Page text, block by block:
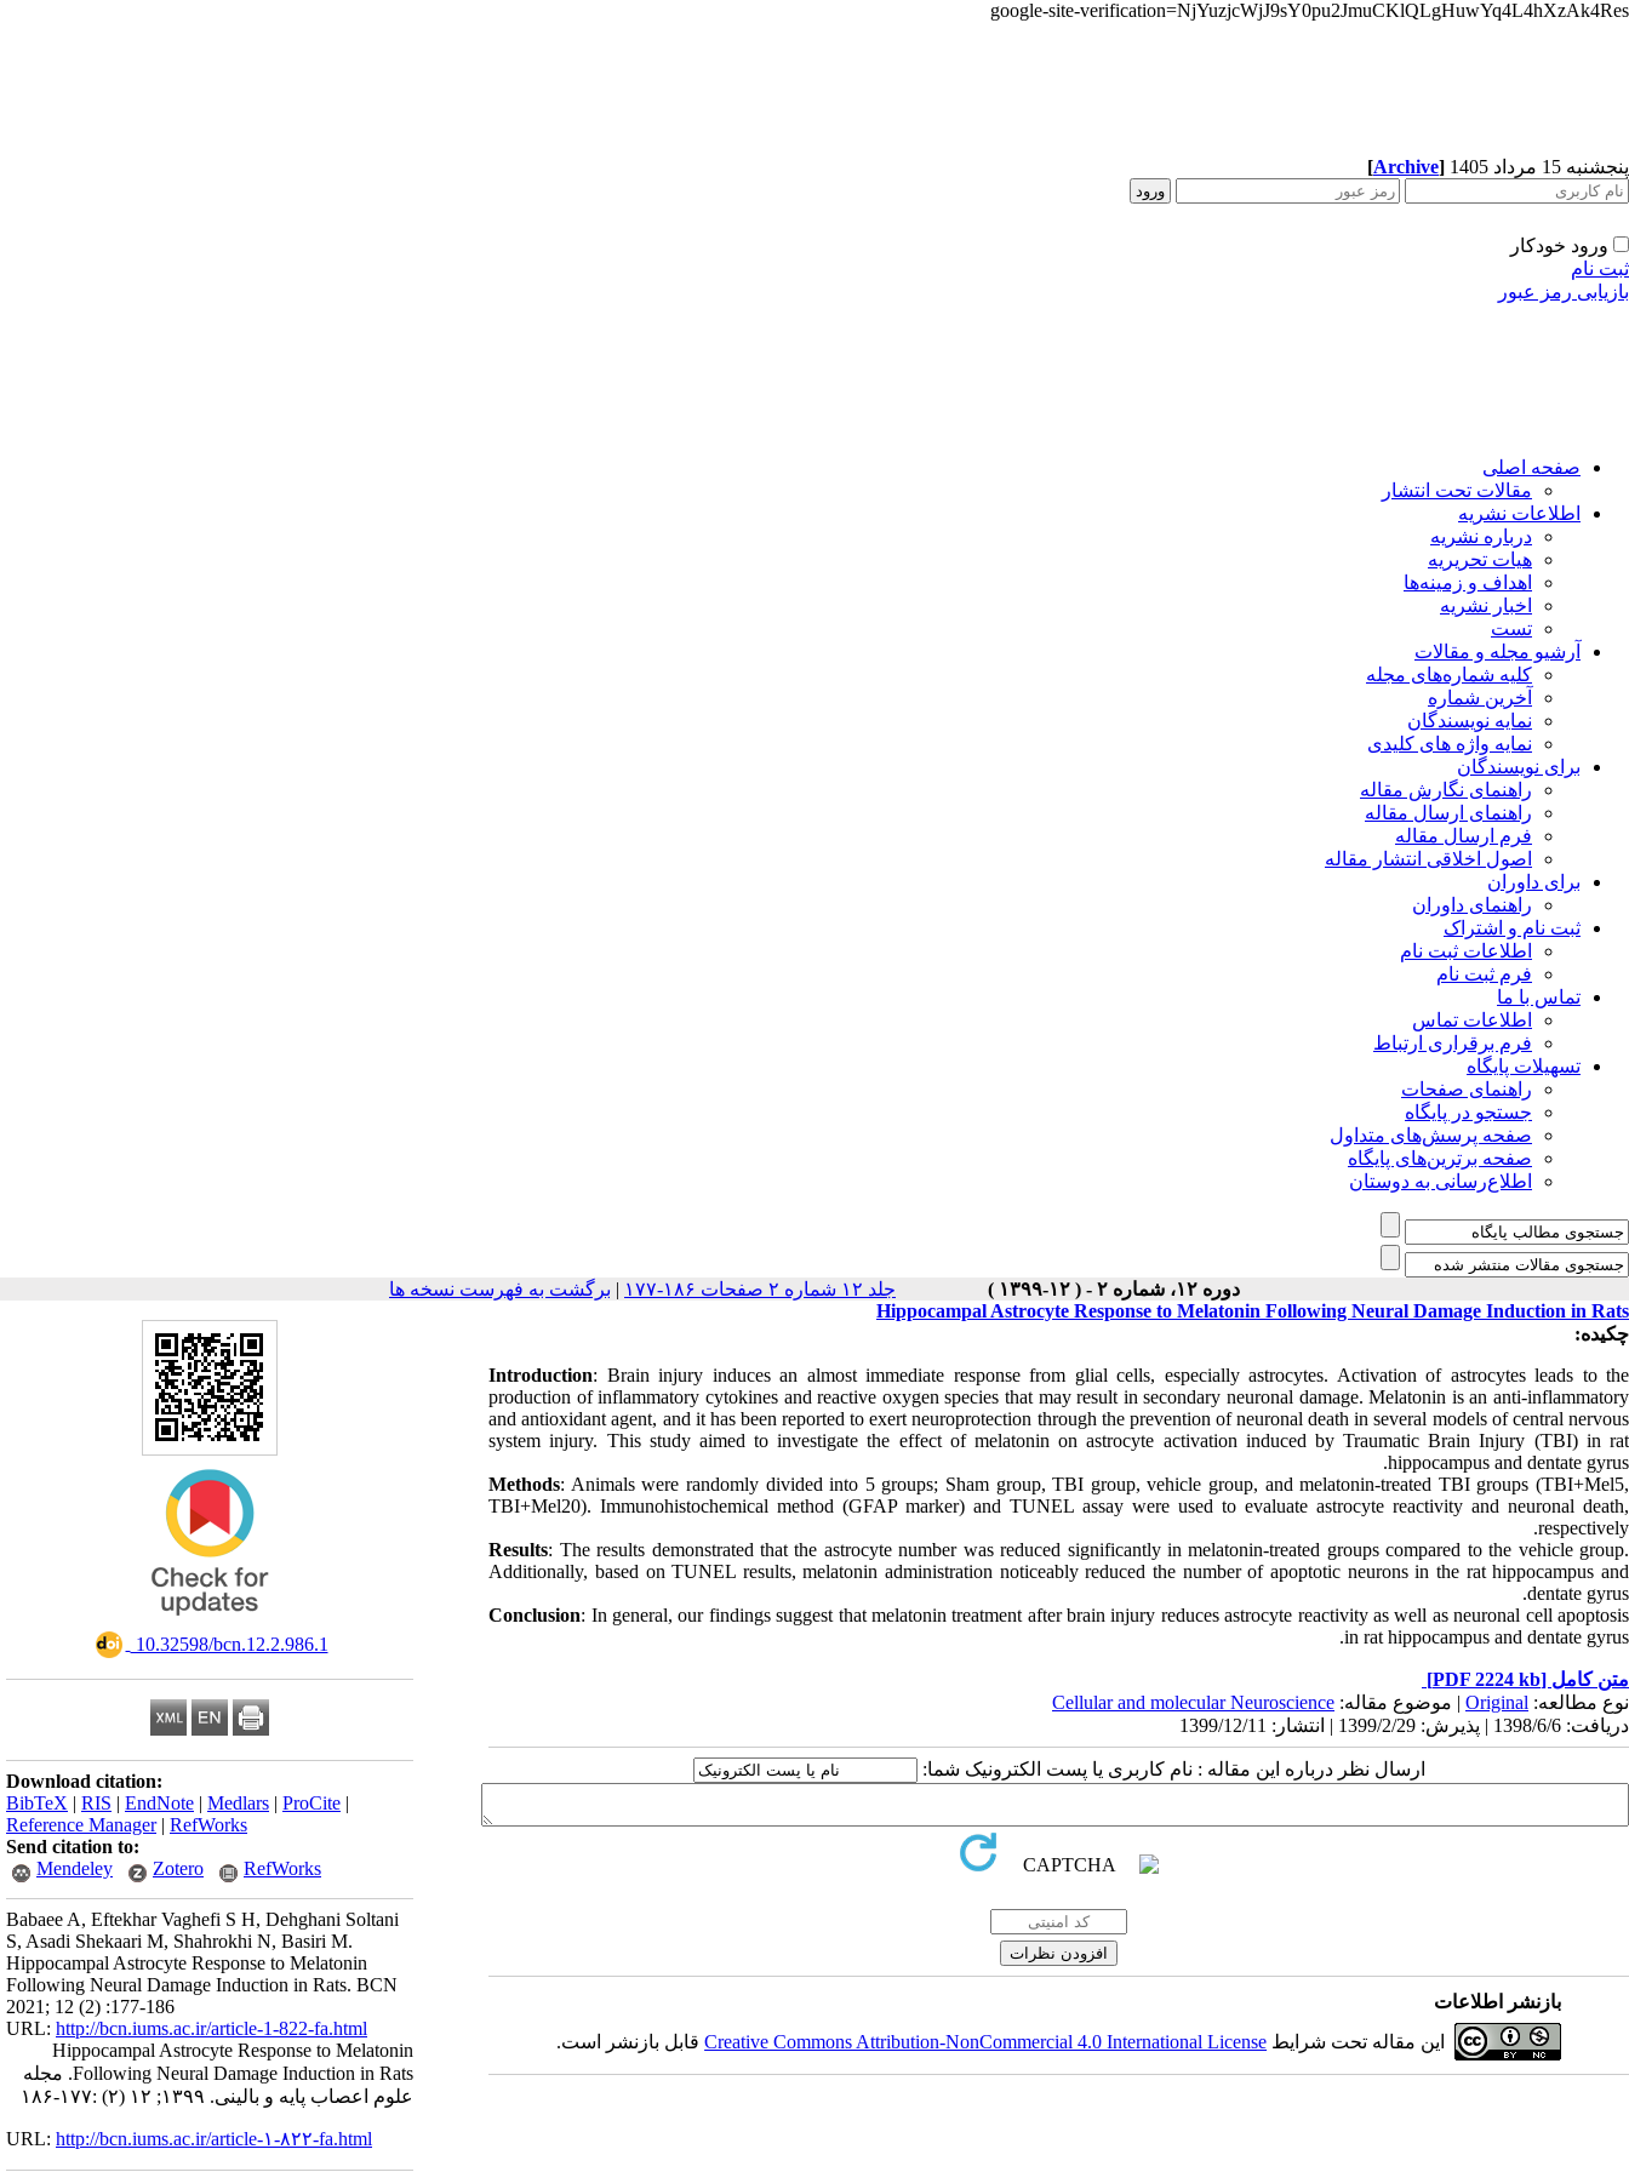
google-site-verification=NjYuzjcWjJ9sY0pu2JmuCKlQLgHuwYq4L4hXzAk4Res
پنجشنبه 15 مرداد 1405 [Archive]
ورود خودکار
ثبت نام
بازیابی رمز عبور
صفحه اصلی
مقالات تحت انتشار
اطلاعات نشریه
درباره نشریه
هیات تحریریه
اهداف و زمینه‌ها
اخبار نشریه
تست
آرشیو مجله و مقالات
کلیه شماره‌های مجله
آخرین شماره
نمایه نویسندگان
نمایه واژه های کلیدی
برای نویسندگان
راهنمای نگارش مقاله
راهنمای ارسال مقاله
فرم ارسال مقاله
اصول اخلاقی انتشار مقاله
برای داوران
راهنمای داوران
ثبت نام و اشتراک
اطلاعات ثبت نام
فرم ثبت نام
تماس با ما
اطلاعات تماس
فرم برقراری ارتباط
تسهیلات پایگاه
راهنمای صفحات
جستجو در پایگاه
صفحه پرسش‌های متداول
صفحه برترین‌های پایگاه
اطلاع‌رسانی به دوستان
دوره ۱۲، شماره ۲ - ( ۱۲-۱۳۹۹ ) جلد ۱۲ شماره ۲ صفحات ۱۸۶-۱۷۷ | برگشت به فهرست نسخه ها
‎ 10.32598/bcn.12.2.986.1
Download citation:
BibTeX | RIS | EndNote | Medlars | ProCite |
Reference Manager| RefWorks
Send citation to:
Mendeley
Zotero RefWorks
Babaee A, Eftekhar Vaghefi S H, Dehghani Soltani
S, Asadi Shekaari M, Shahrokhi N, Basiri M.
Hippocampal Astrocyte Response to Melatonin
Following Neural Damage Induction in Rats. BCN
2021; 12 (2) :177-186
URL: http://bcn.iums.ac.ir/article-1-822-fa.html
Hippocampal Astrocyte Response to Melatonin
Following Neural Damage Induction in Rats. مجله
علوم اعصاب پایه و بالینی. ۱۳۹۹; ۱۲ (۲) :۱۷۷-۱۸۶
URL: http://bcn.iums.ac.ir/article-۱-۸۲۲-fa.html
Hippocampal Astrocyte Response to Melatonin Following Neural Damage Induction in Rats
چکیده:
Introduction: Brain injury induces an almost immediate response from glial cells, especially astrocytes. Activation of astrocytes leads to the
production of inflammatory cytokines and reactive oxygen species that may result in secondary neuronal damage. Melatonin is an anti-inflammatory
and antioxidant agent, and it has been reported to exert neuroprotection through the prevention of neuronal death in several models of central nervous
system injury. This study aimed to investigate the effect of melatonin on astrocyte activation induced by Traumatic Brain Injury (TBI) in rat
hippocampus and dentate gyrus.
Methods: Animals were randomly divided into 5 groups; Sham group, TBI group, vehicle group, and melatonin‐treated TBI groups (TBI+Mel5,
TBI+Mel20). Immunohistochemical method (GFAP marker) and TUNEL assay were used to evaluate astrocyte reactivity and neuronal death,
respectively.
Results: The results demonstrated that the astrocyte number was reduced significantly in melatonin‐treated groups compared to the vehicle group.
Additionally, based on TUNEL results, melatonin administration noticeably reduced the number of apoptotic neurons in the rat hippocampus and
dentate gyrus.
Conclusion: In general, our findings suggest that melatonin treatment after brain injury reduces astrocyte reactivity as well as neuronal cell apoptosis
in rat hippocampus and dentate gyrus.
متن کامل [PDF 2224 kb]
نوع مطالعه: Original | موضوع مقاله: Cellular and molecular Neuroscience
دریافت: 1398/6/6 | پذیرش: 1399/2/29 | انتشار: 1399/12/11
ارسال نظر درباره این مقاله : نام کاربری یا پست الکترونیک شما:
بازنشر اطلاعات
این مقاله تحت شرایط Creative Commons Attribution-NonCommercial 4.0 International Licenseقابل بازنشر است.